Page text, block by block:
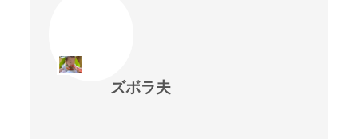
ズボラ夫